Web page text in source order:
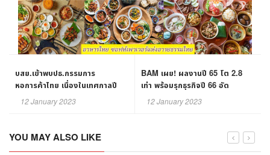
บสย.เข้าพบปธ.กรรมการ
หอการค้าไทย เนื่องในเทศกาลปี
ใหม่ 2566
12 January 2023
BAM เผย! ผลงานปี 65 โต 2.8
เท่า พร้อมรุกธุรกิจปี 66 อัด
แคมเปญกระตุ้นผลเรียกเก็บทั้ง
NPL - NPA
12 January 2023
YOU MAY ALSO LIKE